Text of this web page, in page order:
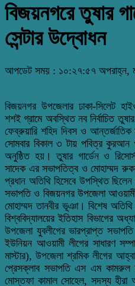
বিজয়নগরে তুষার
সেন্টার উদ্বোধন
আপডেট সময় : ১০:২৭:৫৭ অপরাহ্ন,
বিজয়নগর উপজেলার ঢাকা-সিলেট
শশই গ্রামে অবস্থিত নব নির্বাচিত তুষার
ফেব্রুয়ারি শহিদ দিবস ও আন্তর্জাতিক
সোমবার বিকাল ৩ টায় পবিত্র
অনুষ্ঠিত হয়। তুষার গার্ডেন ও
সাদেক এর সভাপতিত্ব ও মোহাম্মদ
প্রধান অতিথি হিসেবে উপস্থিত ছিলেন
সভাপতি ও বিজয়নগর উপজেলা
মোহাম্মদ তানবীর ভূঞা। বিশেষ অতিথি
বিশ্ববিদ্যালয়ের ইতিহাস বিভাগের
উপজেলা যুবলীগের ভারপ্রাপ্ত
ইউনিয়ন আওয়ামী লীগের সাধারণ
মাস্টার), উপজেলা শ্রমিক লীগের
প্রেসক্লাব সভাপতি এস এম কামরুল
মোস্তফা কামাল সোহেল, সদস্য হীরা